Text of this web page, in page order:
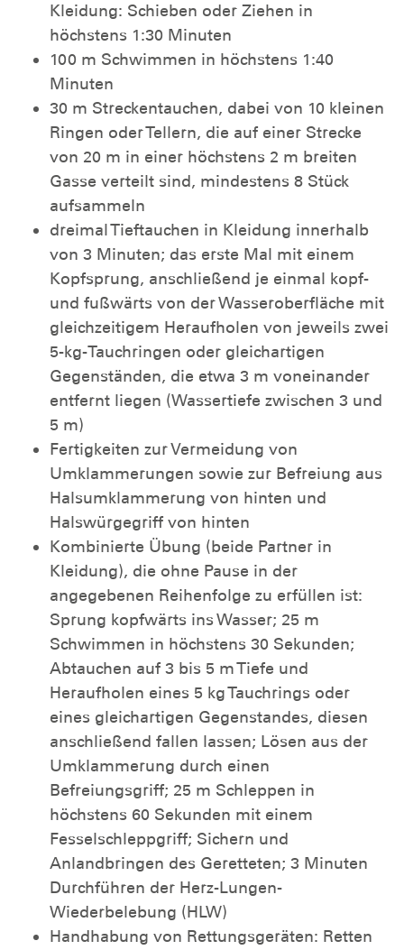
Kleidung: Schieben oder Ziehen in
höchstens 1:30 Minuten
100 m Schwimmen in höchstens 1:40
Minuten
30 m Streckentauchen, dabei von 10 kleinen
Ringen oder Tellern, die auf einer Strecke
von 20 m in einer höchstens 2 m breiten
Gasse verteilt sind, mindestens 8 Stück
aufsammeln
dreimal Tieftauchen in Kleidung innerhalb
von 3 Minuten; das erste Mal mit einem
Kopfsprung, anschließend je einmal kopf-
und fußwärts von der Wasseroberfläche mit
gleichzeitigem Heraufholen von jeweils zwei
5-kg-Tauchringen oder gleichartigen
Gegenständen, die etwa 3 m voneinander
entfernt liegen (Wassertiefe zwischen 3 und
5 m)
Fertigkeiten zur Vermeidung von
Umklammerungen sowie zur Befreiung aus
Halsumklammerung von hinten und
Halswürgegriff von hinten
Kombinierte Übung (beide Partner in
Kleidung), die ohne Pause in der
angegebenen Reihenfolge zu erfüllen ist:
Sprung kopfwärts ins Wasser; 25 m
Schwimmen in höchstens 30 Sekunden;
Abtauchen auf 3 bis 5 m Tiefe und
Heraufholen eines 5 kg Tauchrings oder
eines gleichartigen Gegenstandes, diesen
anschließend fallen lassen; Lösen aus der
Umklammerung durch einen
Befreiungsgriff; 25 m Schleppen in
höchstens 60 Sekunden mit einem
Fesselschleppgriff; Sichern und
Anlandbringen des Geretteten; 3 Minuten
Durchführen der Herz-Lungen-
Wiederbelebung (HLW)
Handhabung von Rettungsgeräten: Retten